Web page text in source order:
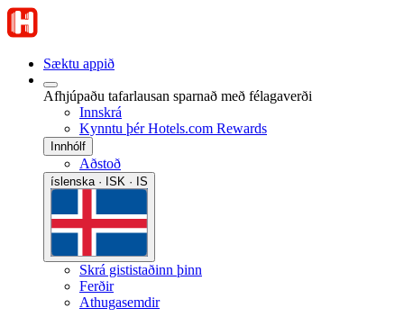
Sæktu appið
Afhjúpaðu tafarlausan sparnað með félagaverði
Innskrá
Kynntu þér Hotels.com Rewards
Innhólf
Aðstoð
íslenska · ISK · IS
Skrá gististaðinn þinn
Ferðir
Athugasemdir